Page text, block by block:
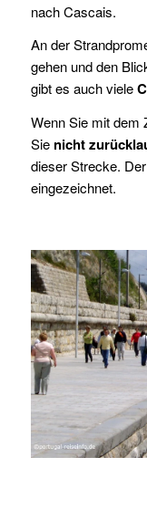
nach Cascais.
An der
gehen und den
gibt es auch viele
Wenn Sie mit dem
Sie nicht
dieser Strecke.
eingezeichnet.